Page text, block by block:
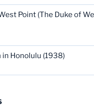
Point (The Duke of
in Honolulu (1938)